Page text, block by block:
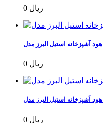
0 ریال
0 ریال
0 ریال